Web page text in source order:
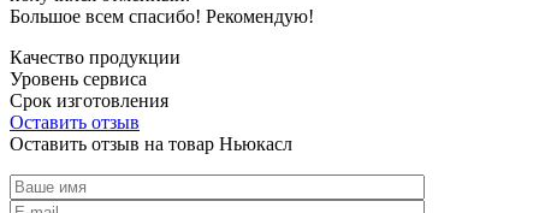
Большое всем спасибо! Рекомендую!
Качество продукции
Уровень сервиса
Срок изготовления
Оставить отзыв
Оставить отзыв на товар Ньюкасл